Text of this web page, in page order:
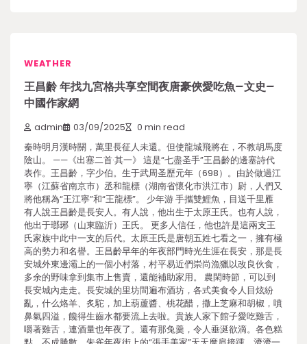
WEATHER
王昌齡 年找九宮格共享空間夜唐豪俠愛吃魚–文史–
中國作家網
admin 03/09/2025 0 min read
秦時明月漢時關，萬里長征人未還。但使龍城飛將在，不教胡馬度
陰山。 ——《出塞二首·其一》 這是“七盡圣手”王昌齡的邊塞詩代
表作。王昌齡，字少伯。生于武周圣歷元年（698）。由於做過江
寧（江蘇省南京市）丞和龍標（湖南省懷化市洪江市）尉，人們又
將他稱為“王江寧”和“王龍標”。 少年游 手攜雙鯉魚，目送千里雁
有人說王昌齡是長安人。有人說，他出生于太原王氏。也有人說，
他出于瑯琊（山東臨沂）王氏。 更多人信任，他也許是這兩支王
氏家族中此中一支的后代。太原王氏是唐朝五姓七看之一，擁有極
高的勢力和名譽。王昌齡早年的年夜部門時光生涯在長安，那是長
安城外東邊灞上的一個小村落，村平易近們崇尚漁獵以改良伙食，
多余的野味拿到集市上售賣，還能補助家用。 農閑時節，可以到
長安城內走走。長安城的里坊間遍布酒坊，各式美食令人目炫紛
亂，什么烙羊、炙駝，加上葫蘆醬、桃花醋，撒上芝麻和胡椒，噴
鼻氣四溢，饞得生齒水都要流上去啦。貴族人家下館子愛吃雞舌，
嚼著雞舌，連酒量也年夜了。還有那兔羹，令人垂涎欲滴。各色糕